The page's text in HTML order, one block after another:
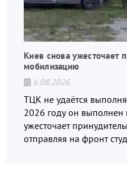
Киев снова ужесточает
мобилизацию
6.08.2026
ТЦК не удаётся
2026 году он выполнен
ужесточает
отправляя на фронт